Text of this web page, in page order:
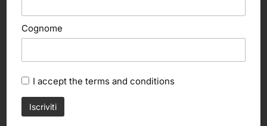
Cognome
I accept the terms and conditions